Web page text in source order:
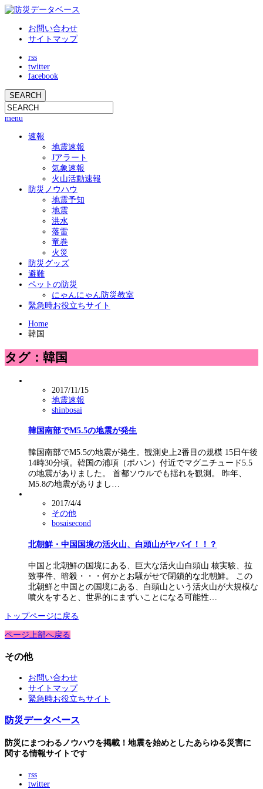
お問い合わせ
サイトマップ
rss
twitter
facebook
menu
速報
地震速報
Jアラート
気象速報
火山活動速報
防災ノウハウ
地震予知
地震
洪水
落雷
竜巻
火災
防災グッズ
避難
ペットの防災
にゃんにゃん防災教室
緊急時お役立ちサイト
Home
韓国
タグ：韓国
2017/11/15
地震速報
shinbosai
韓国南部でM5.5の地震が発生
韓国南部でM5.5の地震が発生。観測史上2番目の規模 15日午後
14時30分頃。韓国の浦項（ポハン）付近でマグニチュード5.5
の地震がありました。 首都ソウルでも揺れを観測。 昨年、
M5.8の地震がありまし…
2017/4/4
その他
bosaisecond
北朝鮮・中国国境の活火山、白頭山がヤバイ！！？
中国と北朝鮮の国境にある、巨大な活火山白頭山 核実験、拉
致事件、暗殺・・・何かとお騒がせで閉鎖的な北朝鮮。 この
北朝鮮と中国との国境にある、白頭山という活火山が大規模な
噴火をすると、世界的にまずいことになる可能性…
トップページに戻る
ページ上部へ戻る
その他
お問い合わせ
サイトマップ
緊急時お役立ちサイト
防災データベース
防災にまつわるノウハウを掲載！地震を始めとしたあらゆる災害に
関する情報サイトです
rss
twitter